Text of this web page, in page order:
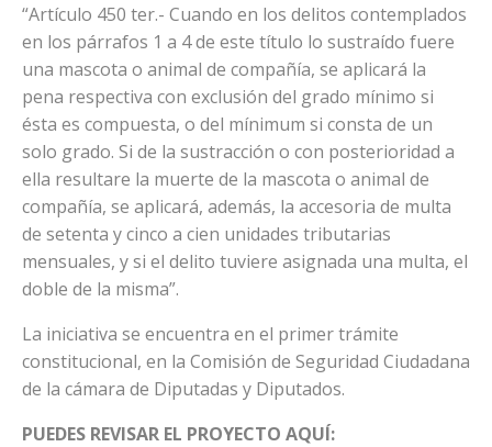
“Artículo 450 ter.- Cuando en los delitos contemplados
en los párrafos 1 a 4 de este título lo sustraído fuere
una mascota o animal de compañía, se aplicará la
pena respectiva con exclusión del grado mínimo si
ésta es compuesta, o del mínimum si consta de un
solo grado. Si de la sustracción o con posterioridad a
ella resultare la muerte de la mascota o animal de
compañía, se aplicará, además, la accesoria de multa
de setenta y cinco a cien unidades tributarias
mensuales, y si el delito tuviere asignada una multa, el
doble de la misma”.
La iniciativa se encuentra en el primer trámite
constitucional, en la Comisión de Seguridad Ciudadana
de la cámara de Diputadas y Diputados.
PUEDES REVISAR EL PROYECTO AQUÍ: